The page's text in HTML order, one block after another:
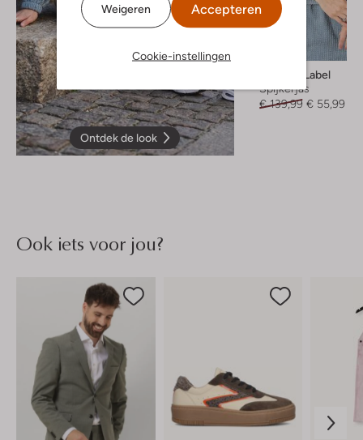
Weigeren Accepteren
Cookie-instellingen
Ontdek de look
Another Label
Spijkerjas
€ 139,99 € 55,99
Ook iets voor jou?